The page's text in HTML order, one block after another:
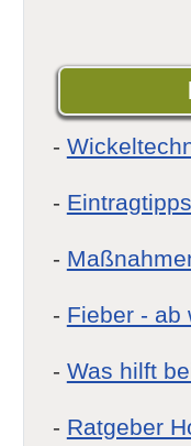
-
-
-
- Fieber - ab
- Was hilft
- Ratgeber